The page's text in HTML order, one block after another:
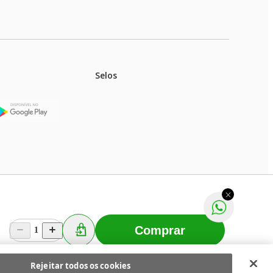
1 Comprar
Selos
na rede de lojas físicas.
prévio. Fast Shop S. A. CNPJ: 43.708.379/0001-
Fast Shop - Todos os direitos reservadosRF
Selecionar os Cookies
Rejeitar todos os cookies